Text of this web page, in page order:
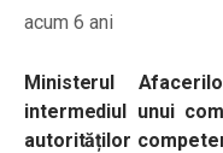
acum 6 ani
Ministerul
intermediul unui
autorităților